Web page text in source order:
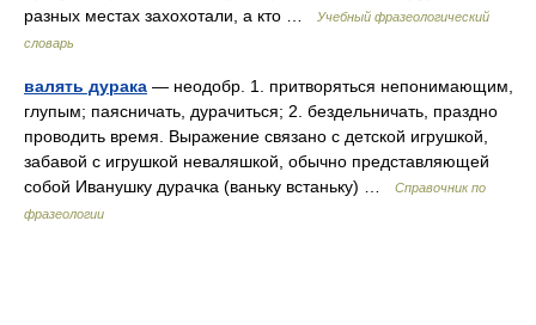
разных местах захохотали, а кто …
Учебный фразеологический
словарь
валять дурака — неодобр. 1. притворяться непонимающим,
глупым; паясничать, дурачиться; 2. бездельничать, праздно
проводить время. Выражение связано с детской игрушкой,
забавой с игрушкой неваляшкой, обычно представляющей
собой Иванушку дурачка (ваньку встаньку) …
Справочник по
фразеологии